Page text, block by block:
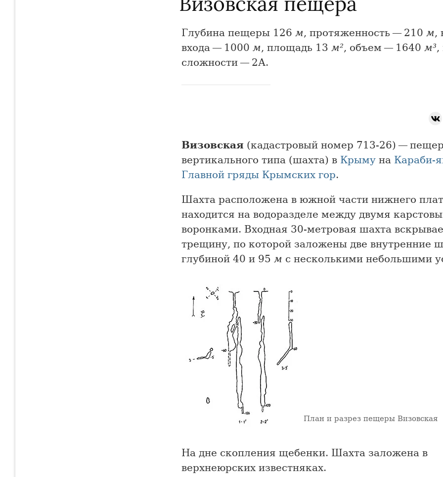
Глубина пещеры 126 м, протяженность — 210 м,
входа — 1000 м, площадь 13 м², объем — 1640 м³,
сложности — 2А.
Визовская (кадастровый номер 713-26) —
вертикального типа (шахта) в Крыму на Караби-
Главной гряды Крымских гор.
Шахта расположена в южной части нижнего
находится на водоразделе между двумя
воронками. Входная 30-метровая шахта
трещину, по которой заложены две внутренние
глубиной 40 и 95 м с несколькими небольшими
План и разрез пещеры Визовская
На дне скопления щебенки. Шахта заложена в
верхнеюрских известняках.